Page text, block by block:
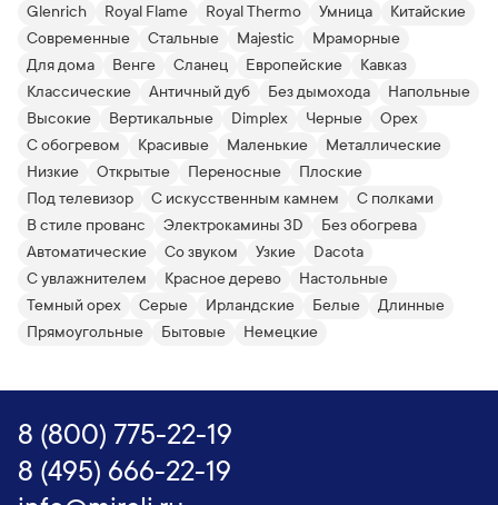
Glenrich
Royal Flame Royal Thermo Умница
Китайские
Современные
Стальные Majestic
Мраморные
Для дома
Венге Сланец Европейские
Кавказ
Классические
Античный дуб Без дымохода
Напольные
Высокие
Вертикальные Dimplex Черные
Орех
С обогревом
Красивые Маленькие
Металлические
Низкие
Открытые Переносные
Плоские
Под телевизор
С искусственным камнем
С полками
В стиле прованс
Электрокамины 3D
Без обогрева
Автоматические
Со звуком Узкие
Dacota
С увлажнителем
Красное дерево
Настольные
Темный орех
Серые Ирландские Белые
Длинные
Прямоугольные
Бытовые Немецкие
8 (800) 775-22-19
8 (495) 666-22-19